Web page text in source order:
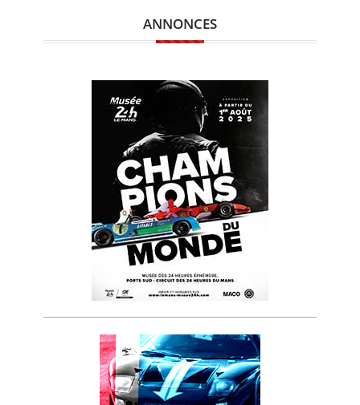
ANNONCES